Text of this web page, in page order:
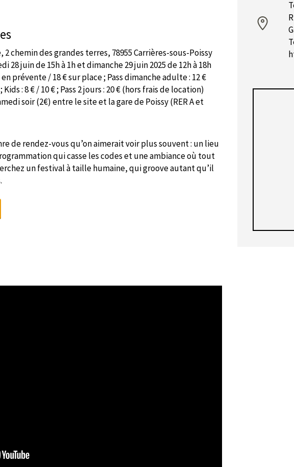
2 chemin des grandes terres, 78955 Carrières-sous-Poissy
28 juin de 15h à 1h et dimanche 29 juin 2025 de 12h à 18h
en prévente / 18 € sur place ; Pass dimanche adulte : 12 €
: 8 € / 10 € ; Pass 2 jours : 20 € (hors frais de location)
soir (2€) entre le site et la gare de Poissy (RER A et
de rendez-vous qu’on aimerait voir plus souvent : un lieu
qui casse les codes et une ambiance où tout
un festival à taille humaine, qui groove autant qu’il